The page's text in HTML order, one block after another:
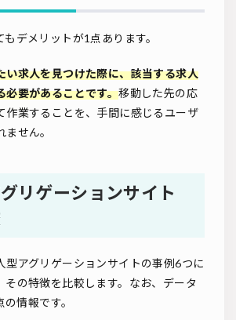
デメリットが1点あります。
い求人を見つけた際に、該当する求人
必要があることです。移動した先の応
作業することを、手間に感じるユーザ
せん。
リゲーションサイト
型アグリゲーションサイトの事例6つに
その特徴を比較します。なお、データ
情報です。